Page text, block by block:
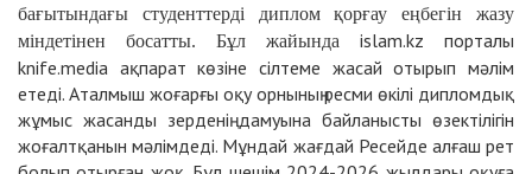
бағытындағы студенттерді диплом қорғау еңбегін жазу
міндетінен босатты. Бұл жайында islam.kz порталы
knife.media ақпарат көзіне сілтеме жасай отырып мәлім
етеді. Аталмыш жоғарғы оқу орнының ресми өкілі дипломдық
жұмыс жасанды зерденің дамуына байланысты өзектілігін
жоғалтқанын мәлімдеді. Мұндай жағдай Ресейде алғаш рет